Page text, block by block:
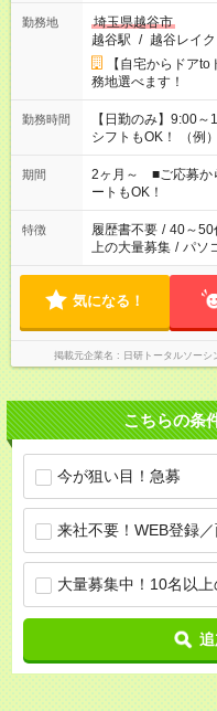
勤務地
埼玉県越谷市
越谷駅 / 越谷レイ
【自宅からドア
務地選べます！
勤務時間
【日勤のみ】9:00～18:00（休
シフトもOK！ （
「家族とお休みを合
たい」 「できれば
えてくださいね。 ※Wワーク希望の方へ 今ご覧のお仕事で希望
する勤務時間と、も
間を超える場合は応
期間
2ヶ月～ ■ご応募か
ートもOK！
特徴 履歴書不要 / 40～50
上の大量募集 / パソ
気になる！
掲載元企業名 日研トータルソー
こちらの条
今が狙い目！急募
来社不要！WEB登録
大量募集中！10名以
追